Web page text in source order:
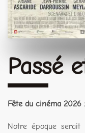
Passé
Fête du cinéma 2026
Notre époque